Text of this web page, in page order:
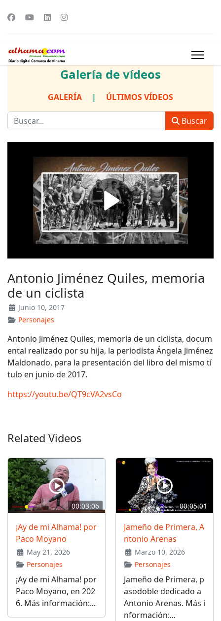
Galería de vídeos
GALERÍA | ÚLTIMOS VÍDEOS
Buscar
Antonio Jiménez Quiles, memoria
de un ciclista
Junio 10, 2017
Personajes
Antonio Jiménez Quiles, memoria de un ciclista, docum
ental realizado por su hija, la periodista Ángela Jiménez
Maldonado, para la presentación del libro del mismo tí
tulo en junio de 2017.
https://youtu.be/QT9cVA2vsCo
Related Videos
00:03:06
¡Ay de mi Alhama! por
Paco Moyano
May 21, 2026
Personajes
¡Ay de mi Alhama! por
Paco Moyano, en 202
6. Más información:...
00:05:01
Jameño de Primera, A
ntonio Arenas
Marzo 10, 2026
Personajes
Jameño de Primera, p
asodoble dedicado a
Antonio Arenas. Más i
nformación:...